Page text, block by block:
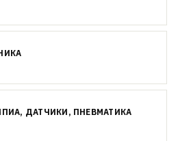
ДАТЧИКИ, ПНЕВМАТИКА